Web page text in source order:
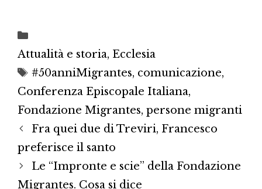
Attualità e storia, Ecclesia
Tag
#50anniMigrantes, comunicazione,
Conferenza Episcopale Italiana,
Fondazione Migrantes, persone migranti
Fra quei due di Treviri, Francesco
preferisce il santo
Le “Impronte e scie” della Fondazione
Migrantes. Cosa si dice